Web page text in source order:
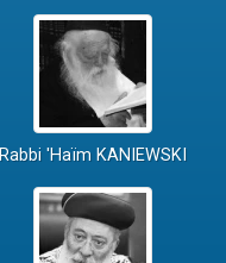
Rabbi 'Haïm KANIEWSKI